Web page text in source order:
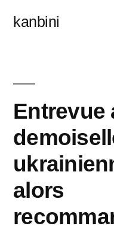
kanbini
Entrevue
alors